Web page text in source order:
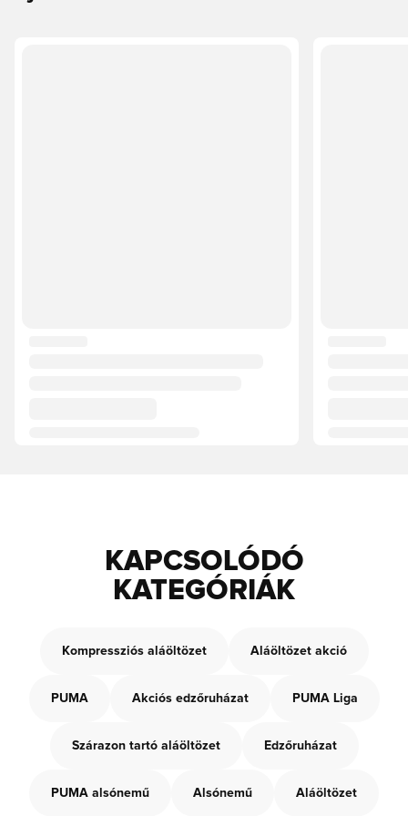
KAPCSOLÓDÓ
KATEGÓRIÁK
Kompressziós aláöltözet Aláöltözet akció
PUMA Akciós edzőruházat PUMA Liga
Szárazon tartó aláöltözet Edzőruházat
PUMA alsónemű Alsónemű Aláöltözet